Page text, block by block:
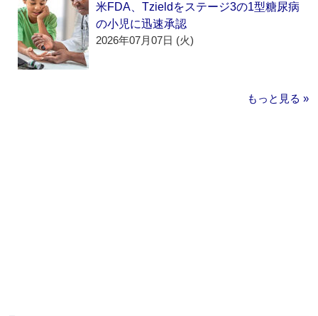
米FDA、Tzieldをステージ3の1型糖尿病
の小児に迅速承認
2026年07月07日 (火)
もっと見る »